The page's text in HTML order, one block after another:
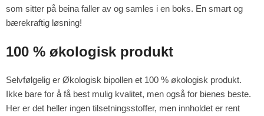
som sitter på beina faller av og samles i en boks. En smart og
bærekraftig løsning!
100 % økologisk produkt
Selvfølgelig er Økologisk bipollen et 100 % økologisk produkt.
Ikke bare for å få best mulig kvalitet, men også for bienes beste.
Her er det heller ingen tilsetningsstoffer, men innholdet er rent